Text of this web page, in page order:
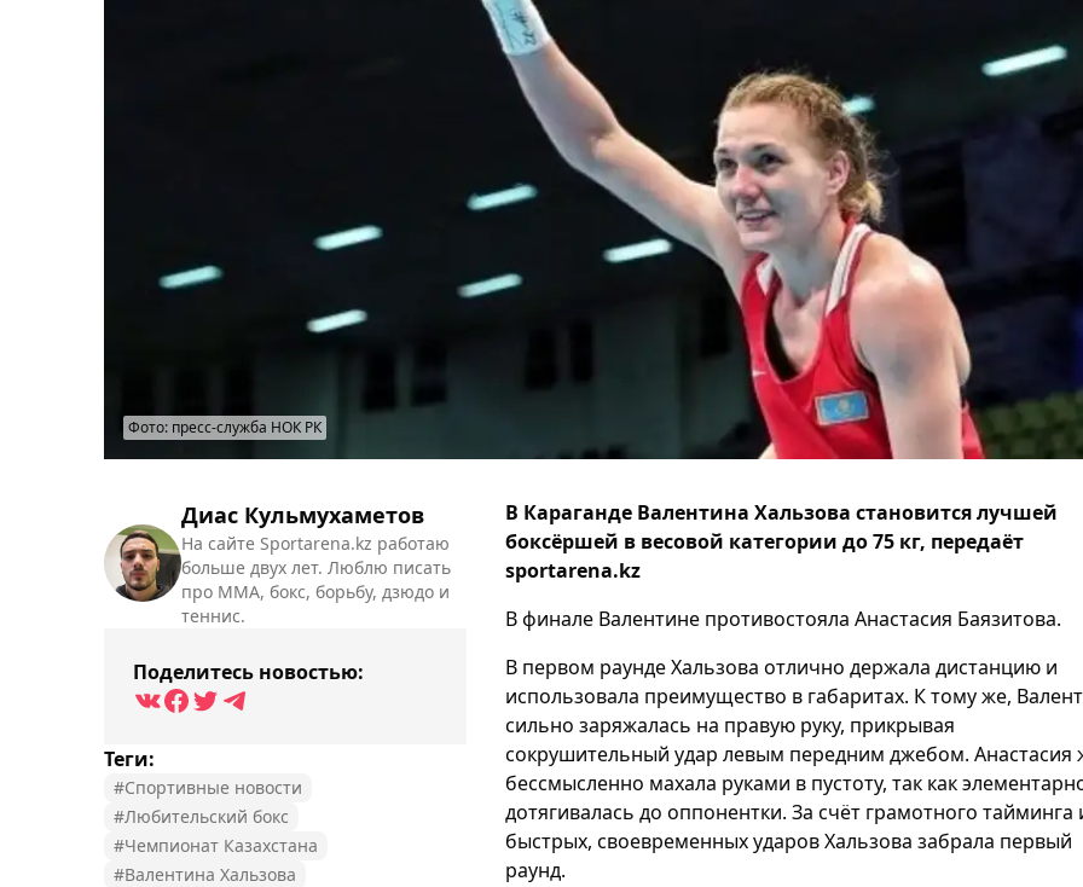
Фото: пресс-служба НОК РК
Диас Кульмухаметов
На сайте Sportarena.kz работаю
больше двух лет. Люблю писать
про ММА, бокс, борьбу, дзюдо и
теннис.
Поделитесь новостью:
Теги:
#Спортивные новости
#Любительский бокс
#Чемпионат Казахстана
#Валентина Хальзова
В Караганде Валентина Хальзова становится лучшей
боксёршей в весовой категории до 75 кг, передаёт
sportarena.kz
В финале Валентине противостояла Анастасия Баязитова.
В первом раунде Хальзова отлично держала дистанцию и
использовала преимущество в габаритах. К тому же,
сильно заряжалась на правую руку, прикрывая
сокрушительный удар левым передним джебом. Анастасия
бессмысленно махала руками в пустоту, так как
дотягивалась до оппонентки. За счёт грамотного тайминга
быстрых, своевременных ударов Хальзова забрала первый
раунд.